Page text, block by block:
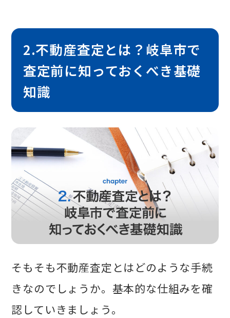
2.不動産査定とは？岐阜市で
査定前に知っておくべき基礎
知識
そもそも不動産査定とはどのような手続
きなのでしょうか。基本的な仕組みを確
認していきましょう。